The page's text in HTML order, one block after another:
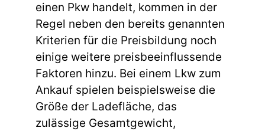
einen Pkw handelt, kommen in der
Regel neben den bereits genannten
Kriterien für die Preisbildung noch
einige weitere preisbeeinflussende
Faktoren hinzu. Bei einem Lkw zum
Ankauf spielen beispielsweise die
Größe der Ladefläche, das
zulässige Gesamtgewicht,